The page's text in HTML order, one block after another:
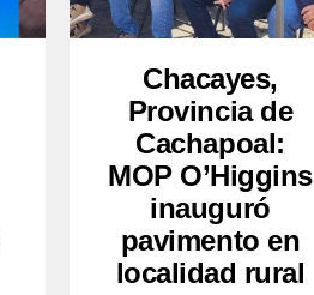
Chacayes,
Provincia de
Cachapoal:
MOP O’Higgins
inauguró
pavimento en
localidad rural